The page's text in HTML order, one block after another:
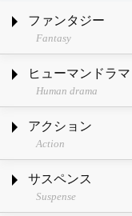
ファンタジー
Fantasy
ヒューマンドラマ
Human drama
アクション
Action
サスペンス
Suspense